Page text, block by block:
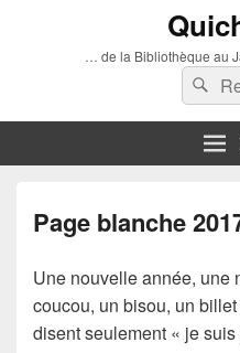
… de la Bibliothèque au
Page blanche
Une nouvelle année,
coucou, un bisou, un
disent seulement « je